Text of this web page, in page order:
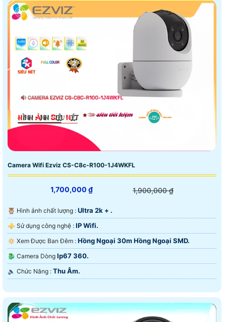
Camera Wifi Ezviz CS-C8c-R100-1J4WKFL
1,700,000 ₫ 1,900,000 ₫
🦉 Hình ảnh chất lượng : Ultra 2k + .
⚜️ Sử dụng công nghệ : IP Wifi.
🔅 Xem Được Ban Đêm : Hồng Ngoại 30m Hồng Ngoại SMD.
🐉️ Camera Dòng Ip67 360.
️🔈 Chức Năng : Thu Âm.